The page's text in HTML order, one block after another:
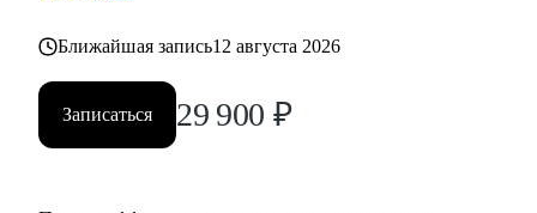
• Тем, кто хочет перейти в IT и аналитику из смежной
• Всем IT-специалистам, которые хотят релоцироваться в
Испанию и работать удаленно
Ближайшая запись12 августа 2026
Записаться 29 900 ₽